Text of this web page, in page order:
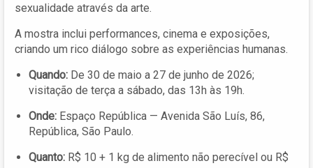
sexualidade através da arte.
A mostra inclui performances, cinema e exposições,
criando um rico diálogo sobre as experiências humanas.
Quando: De 30 de maio a 27 de junho de 2026;
visitação de terça a sábado, das 13h às 19h.
Onde: Espaço República — Avenida São Luís, 86,
República, São Paulo.
Quanto: R$ 10 + 1 kg de alimento não perecível ou R$